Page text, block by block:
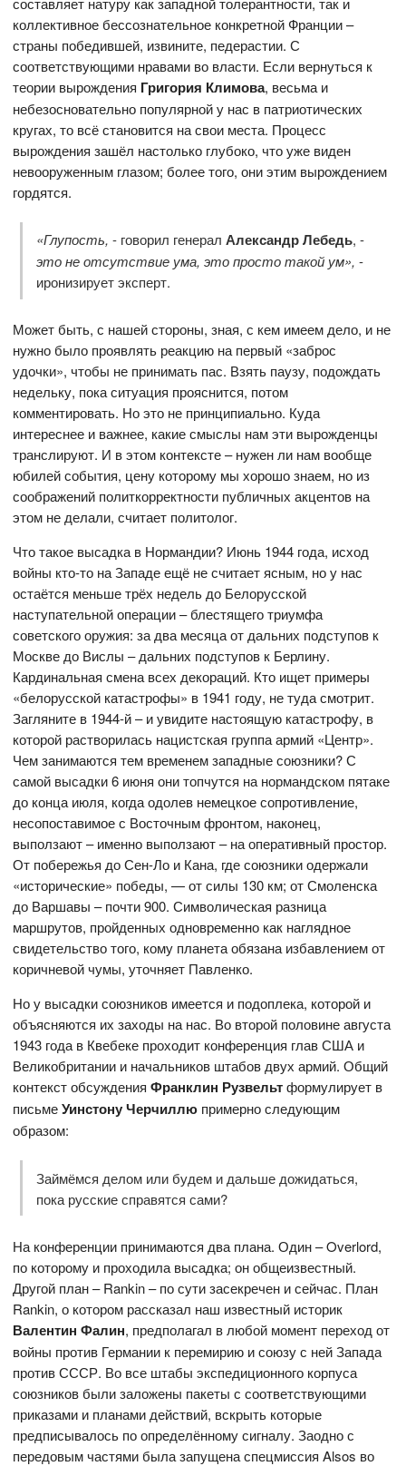
коллективное бессознательное конкретной Франции –
страны победившей, извините, педерастии. С
соответствующими нравами во власти. Если вернуться к
теории вырождения Григория Климова, весьма и
небезосновательно популярной у нас в патриотических
кругах, то всё становится на свои места. Процесс
вырождения зашёл настолько глубоко, что уже виден
невооруженным глазом; более того, они этим вырождением
гордятся.
«Глупость, - говорил генерал Александр Лебедь, -
это не отсутствие ума, это просто такой ум», -
иронизирует эксперт.
Может быть, с нашей стороны, зная, с кем имеем дело, и не
нужно было проявлять реакцию на первый «заброс
удочки», чтобы не принимать пас. Взять паузу, подождать
недельку, пока ситуация прояснится, потом
комментировать. Но это не принципиально. Куда
интереснее и важнее, какие смыслы нам эти вырожденцы
транслируют. И в этом контексте – нужен ли нам вообще
юбилей события, цену которому мы хорошо знаем, но из
соображений политкорректности публичных акцентов на
этом не делали, считает политолог.
Что такое высадка в Нормандии? Июнь 1944 года, исход
войны кто-то на Западе ещё не считает ясным, но у нас
остаётся меньше трёх недель до Белорусской
наступательной операции – блестящего триумфа
советского оружия: за два месяца от дальних подступов к
Москве до Вислы – дальних подступов к Берлину.
Кардинальная смена всех декораций. Кто ищет примеры
«белорусской катастрофы» в 1941 году, не туда смотрит.
Загляните в 1944-й – и увидите настоящую катастрофу, в
которой растворилась нацистская группа армий «Центр».
Чем занимаются тем временем западные союзники? С
самой высадки 6 июня они топчутся на нормандском пятаке
до конца июля, когда одолев немецкое сопротивление,
несопоставимое с Восточным фронтом, наконец,
выползают – именно выползают – на оперативный простор.
От побережья до Сен-Ло и Кана, где союзники одержали
«исторические» победы, — от силы 130 км; от Смоленска
до Варшавы – почти 900. Символическая разница
маршрутов, пройденных одновременно как наглядное
свидетельство того, кому планета обязана избавлением от
коричневой чумы, уточняет Павленко.
Но у высадки союзников имеется и подоплека, которой и
объясняются их заходы на нас. Во второй половине августа
1943 года в Квебеке проходит конференция глав США и
Великобритании и начальников штабов двух армий. Общий
контекст обсужденияФранклин Рузвельтформулирует в
письмеУинстону Черчиллю примерно следующим
образом:
Займёмся делом или будем и дальше дожидаться,
пока русские справятся сами?
На конференции принимаются два плана. Один – Overlord,
по которому и проходила высадка; он общеизвестный.
Другой план – Rankin – по сути засекречен и сейчас. План
Rankin, о котором рассказал наш известный историк
Валентин Фалин, предполагал в любой момент переход от
войны против Германии к перемирию и союзу с ней Запада
против СССР. Во все штабы экспедиционного корпуса
союзников были заложены пакеты с соответствующими
приказами и планами действий, вскрыть которые
предписывалось по определённому сигналу. Заодно с
передовым частями была запущена спецмиссия Alsos во